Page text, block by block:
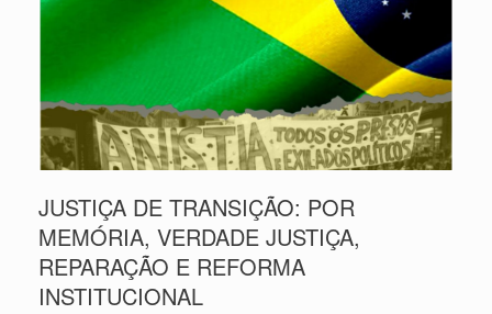
JUSTIÇA DE TRANSIÇÃO: POR
MEMÓRIA, VERDADE JUSTIÇA,
REPARAÇÃO E REFORMA
INSTITUCIONAL